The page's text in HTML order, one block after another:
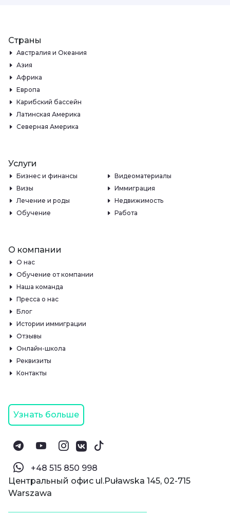
Страны
Австралия и Океания
Азия
Африка
Европа
Карибский бассейн
Латинская Америка
Северная Америка
Услуги
Бизнес и финансы
Видеоматериалы
Визы
Иммиграция
Лечение и роды
Недвижимость
Обучение
Работа
О компании
О нас
Обучение от компании
Наша команда
Пресса о нас
Блог
Истории иммиграции
Отзывы
Онлайн-школа
Реквизиты
Контакты
Узнать больше
‪+48 515 850 998‬
Центральный офис ul.Puławska 145, 02-715
Warszawa